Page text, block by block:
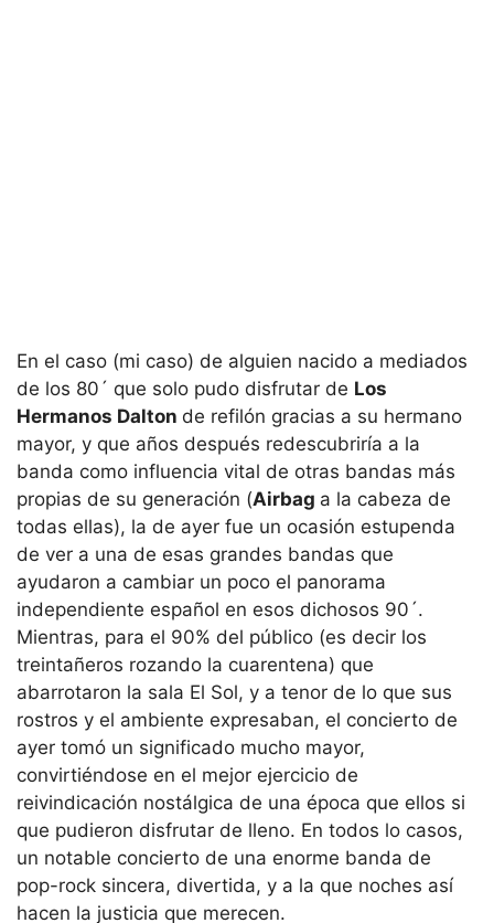
En el caso (mi caso) de alguien nacido a mediados
de los 80´ que solo pudo disfrutar de Los
Hermanos Dalton de refilón gracias a su hermano
mayor, y que años después redescubriría a la
banda como influencia vital de otras bandas más
propias de su generación (Airbag a la cabeza de
todas ellas), la de ayer fue un ocasión estupenda
de ver a una de esas grandes bandas que
ayudaron a cambiar un poco el panorama
independiente español en esos dichosos 90´.
Mientras, para el 90% del público (es decir los
treintañeros rozando la cuarentena) que
abarrotaron la sala El Sol, y a tenor de lo que sus
rostros y el ambiente expresaban, el concierto de
ayer tomó un significado mucho mayor,
convirtiéndose en el mejor ejercicio de
reivindicación nostálgica de una época que ellos si
que pudieron disfrutar de lleno. En todos lo casos,
un notable concierto de una enorme banda de
pop-rock sincera, divertida, y a la que noches así
hacen la justicia que merecen.